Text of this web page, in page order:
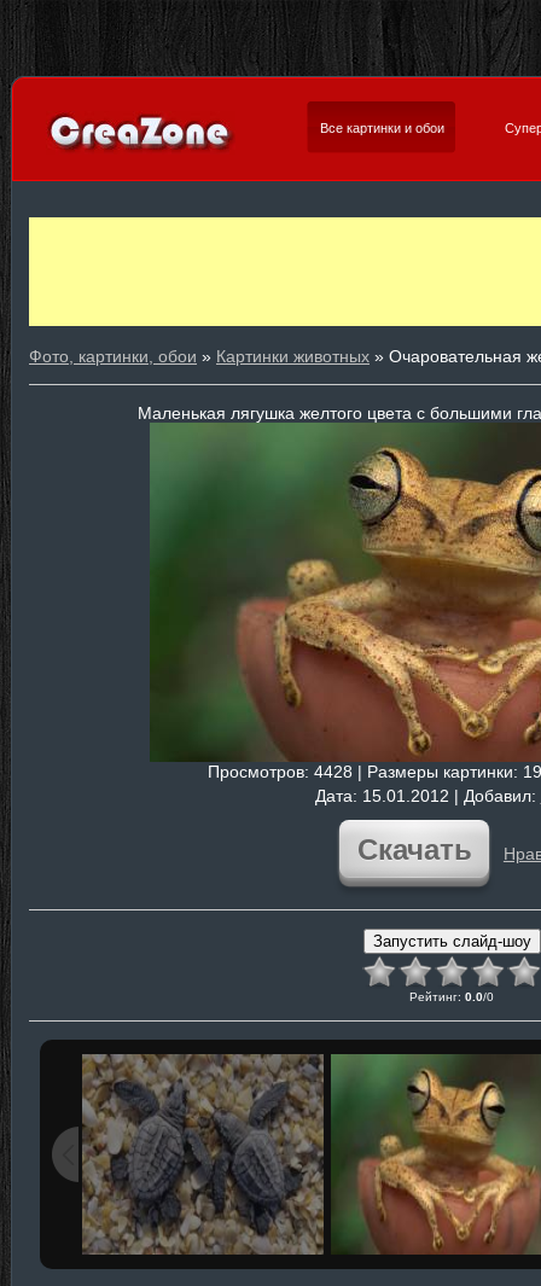
Все картинки и обои
Фото, картинки, обои » Картинки животных » Очаровательная
Маленькая лягушка желтого цвета с большими
Просмотров: 4428 | Размеры картинки:
Дата: 15.01.2012 | Добавил:
Скачать
Рейтинг: 0.0/0